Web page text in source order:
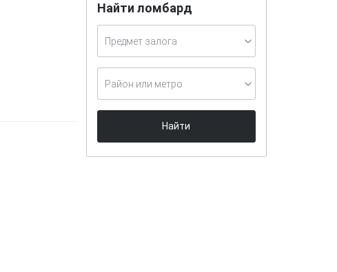
Найти ломбард
Предмет залога
Район или метро
Найти